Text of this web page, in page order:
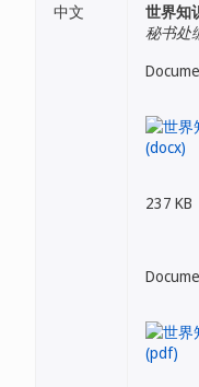
中文
世界知
秘书处
237 KB